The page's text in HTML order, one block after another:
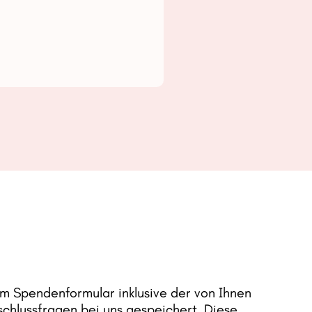
Spendenformular inklusive der von Ihnen